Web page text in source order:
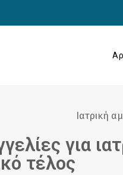
για
τέλος